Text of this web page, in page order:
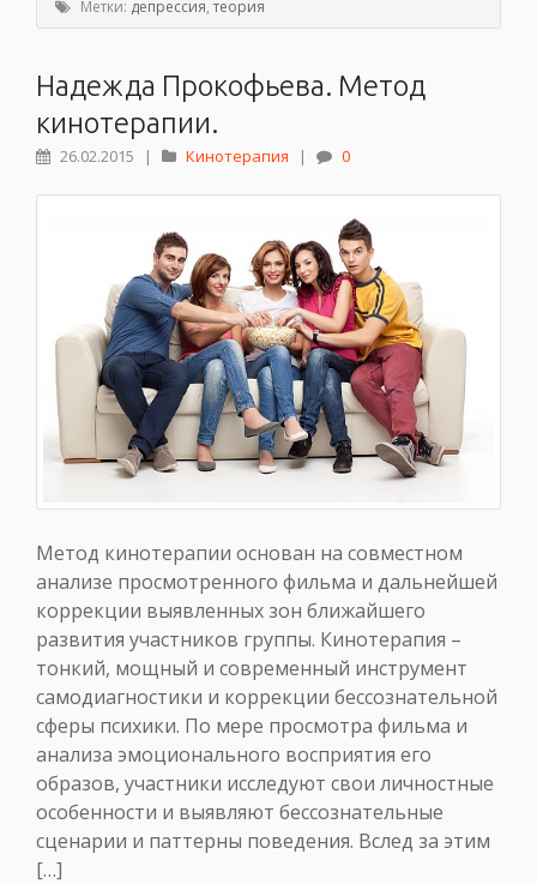
Метки: депрессия,теория
Надежда Прокофьева. Метод
кинотерапии.
26.02.2015 | Кинотерапия | 0
Метод кинотерапии основан на совместном
анализе просмотренного фильма и дальнейшей
коррекции выявленных зон ближайшего
развития участников группы. Кинотерапия –
тонкий, мощный и современный инструмент
самодиагностики и коррекции бессознательной
сферы психики. По мере просмотра фильма и
анализа эмоционального восприятия его
образов, участники исследуют свои личностные
особенности и выявляют бессознательные
сценарии и паттерны поведения. Вслед за этим
[…]